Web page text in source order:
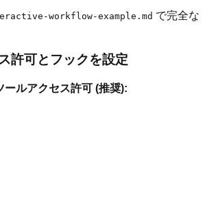
workflow-example.md で完全な
許可とフックを設定
ルアクセス許可 (推奨):